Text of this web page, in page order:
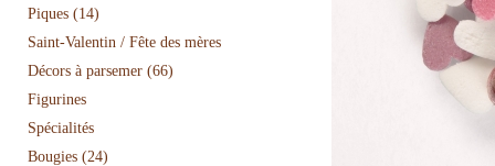
Piques (14)
Saint-Valentin / Fête des mères
Décors à parsemer (66)
Figurines
Spécialités
Bougies (24)